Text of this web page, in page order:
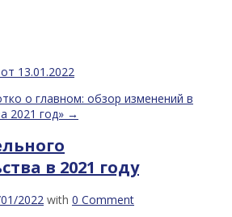
13.01.2022
о главном: обзор изменений в
2021 год» →
в 2021 году
2022 with 0 Comment